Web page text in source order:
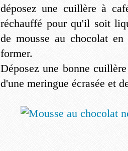
déposez une cuillère à
réchauffé pour qu'il soit
de mousse au chocolat
former.
Déposez une bonne
d'une meringue écrasée et